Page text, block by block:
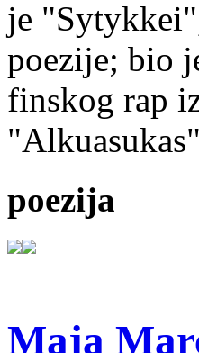
je
poezije; bio
finskog rap
poezija
Maja